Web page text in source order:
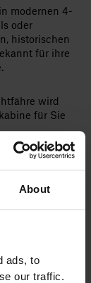
About
ads, to
our traffic.
modernen 4-
oder
historischen
für ihre
wird
für Sie
Unterkunft